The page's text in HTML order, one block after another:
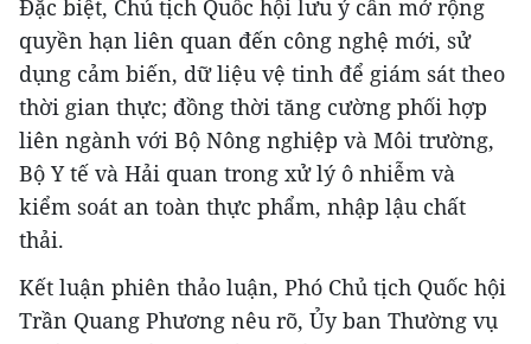
Đặc biệt, Chủ tịch Quốc hội lưu ý cần mở rộng
quyền hạn liên quan đến công nghệ mới, sử
dụng cảm biến, dữ liệu vệ tinh để giám sát theo
thời gian thực; đồng thời tăng cường phối hợp
liên ngành với Bộ Nông nghiệp và Môi trường,
Bộ Y tế và Hải quan trong xử lý ô nhiễm và
kiểm soát an toàn thực phẩm, nhập lậu chất
thải.
Kết luận phiên thảo luận, Phó Chủ tịch Quốc hội
Trần Quang Phương nêu rõ, Ủy ban Thường vụ